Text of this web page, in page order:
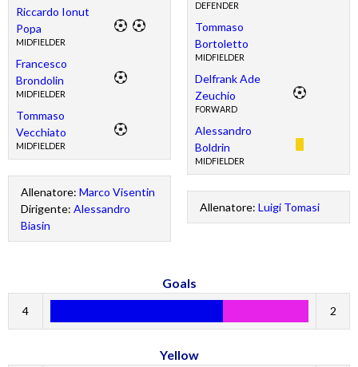
Riccardo Ionut
Popa
MIDFIELDER
Francesco
Brondolin
MIDFIELDER
Tommaso
Vecchiato
MIDFIELDER
Allenatore: Marco Visentin
Dirigente: Alessandro
Biasin
DEFENDER
Tommaso
Bortoletto
MIDFIELDER
Delfrank Ade
Zeuchio
FORWARD
Alessandro
Boldrin
MIDFIELDER
Allenatore: Luigi Tomasi
Goals
4 2
Yellow